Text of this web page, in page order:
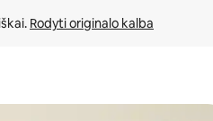
Rodyti originalo kalba